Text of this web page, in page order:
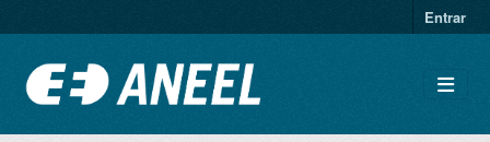
Entrar